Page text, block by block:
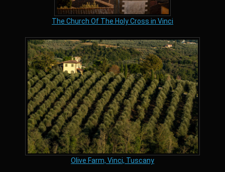
The Church Of The Holy Cross in Vinci
Olive Farm, Vinci, Tuscany